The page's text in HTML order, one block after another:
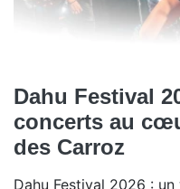
Dahu Festival
concerts au
des Carroz
Dahu Festival 2026 :